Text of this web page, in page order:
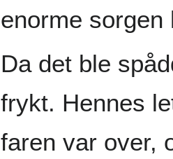
enorme
Da det ble
frykt. Hennes
faren var over,